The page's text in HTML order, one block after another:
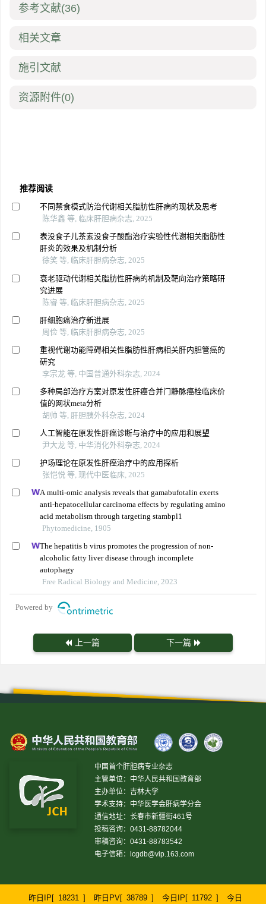
参考文献(36)
相关文章
施引文献
资源附件(0)
推荐阅读
不同禁食模式防治代谢相关脂肪性肝病的现状及思考
陈华鑫 等, 临床肝胆病杂志, 2025
表没食子儿茶素没食子酸酯治疗实验性代谢相关脂肪性
肝炎的效果及机制分析
徐笑 等, 临床肝胆病杂志, 2025
衰老驱动代谢相关脂肪性肝病的机制及靶向治疗策略研
究进展
陈睿 等, 临床肝胆病杂志, 2025
肝细胞癌治疗新进展
周俭 等, 临床肝胆病杂志, 2025
重视代谢功能障碍相关性脂肪性肝病相关肝内胆管癌的
研究
李宗龙 等, 中国普通外科杂志, 2024
多种局部治疗方案对原发性肝癌合并门静脉癌栓临床价
值的网状meta分析
胡帅 等, 肝胆胰外科杂志, 2024
人工智能在原发性肝癌诊断与治疗中的应用和展望
尹大龙 等, 中华消化外科杂志, 2024
护场理论在原发性肝癌治疗中的应用探析
张恺悦 等, 现代中医临床, 2025
A multi-omic analysis reveals that gamabufotalin exerts
anti-hepatocellular carcinoma effects by regulating amino
acid metabolism through targeting stambpl1
Phytomedicine, 1905
The hepatitis b virus promotes the progression of non-
alcoholic fatty liver disease through incomplete
autophagy
Free Radical Biology and Medicine, 2023
Powered by
上一篇 下一篇
中国首个肝胆病专业杂志
主管单位：中华人民共和国教育部
主办单位：吉林大学
学术支持：中华医学会肝病学分会
通信地址：长春市新疆街461号
投稿咨询：0431-88782044
审稿咨询：0431-88783542
电子信箱：
lcgdb@vip.163.com
昨日IP[ 18231 ] 昨日PV[ 38789 ] 今日IP[ 11792 ] 今日